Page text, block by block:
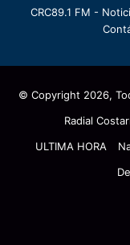
CRC89.1 FM -
© Copyright 2026,
Radial
ULTIMA HORA